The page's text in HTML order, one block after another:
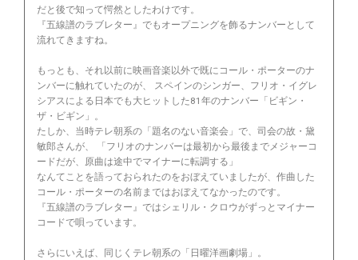
だと後で知って愕然としたわけです。
『五線譜のラブレター』でもオープニングを飾るナンバーとして
流れてきますね。
もっとも、それ以前に映画音楽以外で既にコール・ポーターのナ
ンバーに触れていたのが、 スペインのシンガー、フリオ・イグレ
シアスによる日本でも大ヒットした81年のナンバー「ビギン・
ザ・ビギン」。
たしか、当時テレ朝系の「題名のない音楽会」で、司会の故・黛
敏郎さんが、 「フリオのナンバーは最初から最後までメジャーコ
ードだが、原曲は途中でマイナーに転調する」
なんてことを語っておられたのをおぼえていましたが、作曲した
コール・ポーターの名前まではおぼえてなかったのです。
『五線譜のラブレター』ではシェリル・クロウがずっとマイナー
コードで唄っています。
さらにいえば、同じくテレ朝系の「日曜洋画劇場」。